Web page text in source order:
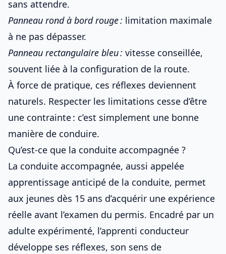
sans attendre.
Panneau rond à bord rouge : limitation maximale
à ne pas dépasser.
Panneau rectangulaire bleu : vitesse conseillée,
souvent liée à la configuration de la route.
À force de pratique, ces réflexes deviennent
naturels. Respecter les limitations cesse d’être
une contrainte : c’est simplement une bonne
manière de conduire.
Qu’est-ce que la conduite accompagnée ?
La conduite accompagnée, aussi appelée
apprentissage anticipé de la conduite, permet
aux jeunes dès 15 ans d’acquérir une expérience
réelle avant l’examen du permis. Encadré par un
adulte expérimenté, l’apprenti conducteur
développe ses réflexes, son sens de